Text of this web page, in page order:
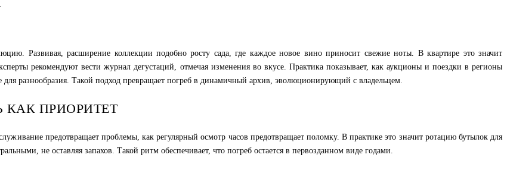
Развивая, расширение коллекции подобно росту сада, где каждое новое вино приносит свежие ноты. В квартире это значит
рекомендуют вести журнал дегустаций, отмечая изменения во вкусе. Практика показывает, как аукционы и поездки в регионы
разнообразия. Такой подход превращает погреб в динамичный архив, эволюционирующий с владельцем.
ПРИОРИТЕТ
предотвращает проблемы, как регулярный осмотр часов предотвращает поломку. В практике это значит ротацию бутылок для
не оставляя запахов. Такой ритм обеспечивает, что погреб остается в первозданном виде годами.